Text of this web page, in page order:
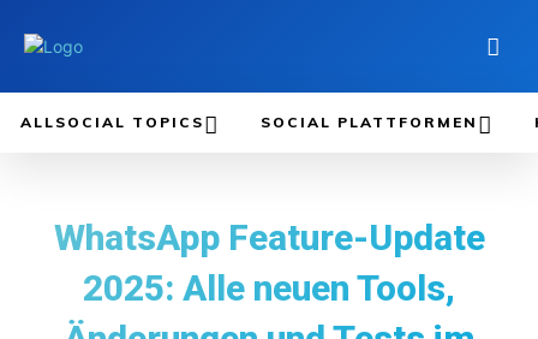
ALLSOCIAL TOPICS SOCIAL PLATTFORMEN
WhatsApp Feature-Update
2025: Alle neuen Tools,